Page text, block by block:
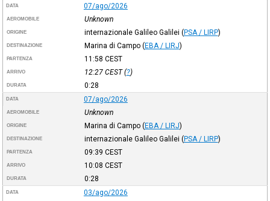
DATA 07/ago/2026
AEROMOBILE Unknown
ORIGINE internazionale Galileo Galilei (PSA / LIRP)
DESTINAZIONE Marina di Campo (EBA / LIRJ)
PARTENZA 11:58 CEST
ARRIVO 12:27 CEST(?)
DURATA 0:28
DATA 07/ago/2026
AEROMOBILE Unknown
ORIGINE Marina di Campo (EBA / LIRJ)
DESTINAZIONE internazionale Galileo Galilei (PSA / LIRP)
PARTENZA 09:39 CEST
ARRIVO 10:08 CEST
DURATA 0:28
DATA 03/ago/2026